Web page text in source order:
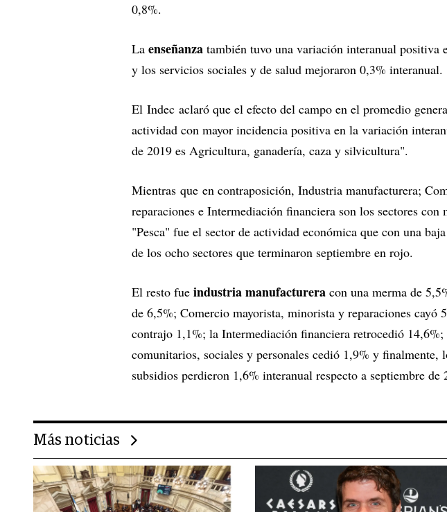
0,8%.
La enseñanza también tuvo una variación interanual positiva
y los servicios sociales y de salud mejoraron 0,3% interanual.
El Indec aclaró que el efecto del campo en el promedio
actividad con mayor incidencia positiva en la variación
de 2019 es Agricultura, ganadería, caza y silvicultura".
Mientras que en contraposición, Industria manufacturera;
reparaciones e Intermediación financiera son los sectores
"Pesca" fue el sector de actividad económica que con una
de los ocho sectores que terminaron septiembre en rojo.
El resto fue industria manufacturera con una merma de
de 6,5%; Comercio mayorista, minorista y reparaciones cayó
contrajo 1,1%; la Intermediación financiera retrocedió
comunitarios, sociales y personales cedió 1,9% y finalmente,
subsidios perdieron 1,6% interanual respecto a septiembre de
Más noticias